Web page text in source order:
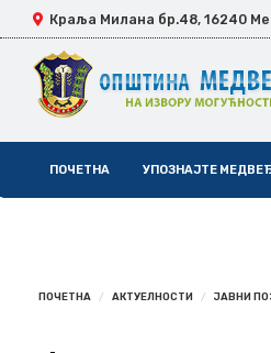
Краља Милана бр.48, 16240
Navigation
ПОЧЕТНА УПОЗНАЈТЕ
ПОЧЕТНА АКТУЕЛНОСТИ ЈАВНИ